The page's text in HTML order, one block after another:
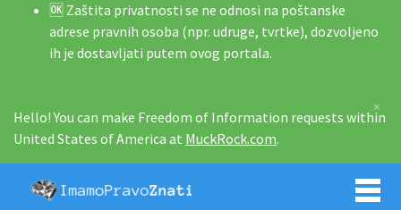
🆗 Zaštita privatnosti se ne odnosi na poštanske
adrese pravnih osoba (npr. udruge, tvrtke), dozvoljeno
ih je dostavljati putem ovog portala.
Hello! You can make Freedom of Information requests within
United States of America at MuckRock.com.
×
Imamo